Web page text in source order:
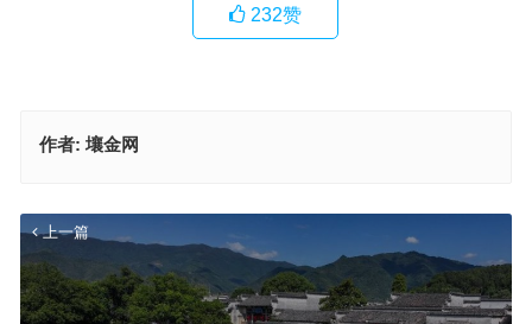
232赞
作者: 壤金网
上一篇